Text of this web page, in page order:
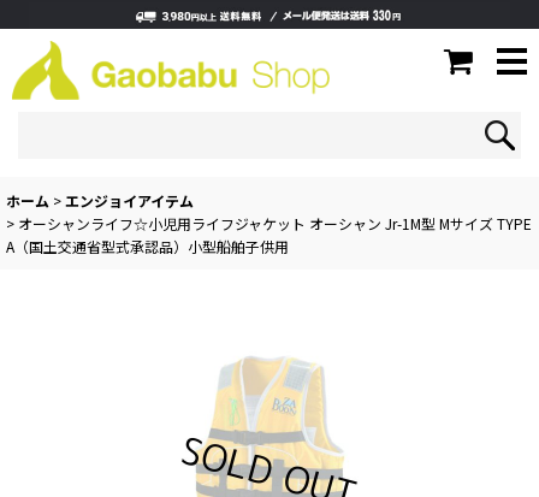
ホーム >エンジョイアイテム
> オーシャンライフ☆小児用ライフジャケット オーシャン Jr-1M型 Mサイズ TYPE
A（国土交通省型式承認品）小型船舶子供用